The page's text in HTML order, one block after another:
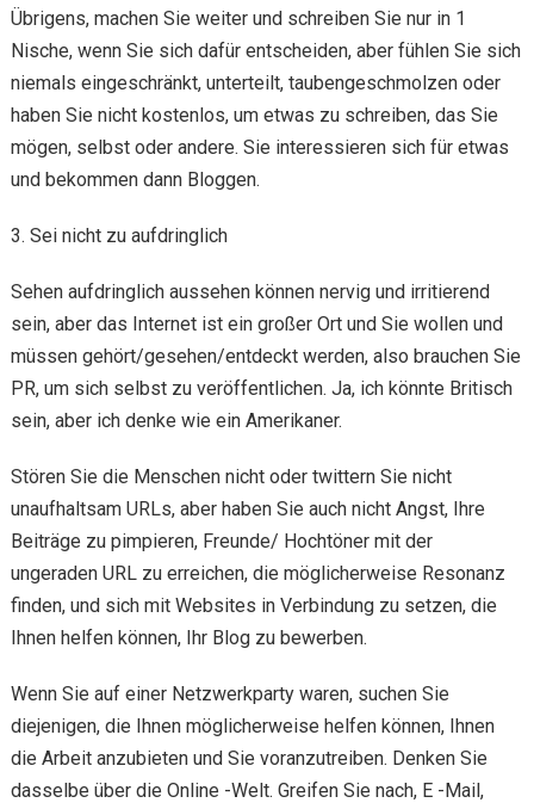
Übrigens, machen Sie weiter und schreiben Sie nur in 1
Nische, wenn Sie sich dafür entscheiden, aber fühlen Sie sich
niemals eingeschränkt, unterteilt, taubengeschmolzen oder
haben Sie nicht kostenlos, um etwas zu schreiben, das Sie
mögen, selbst oder andere. Sie interessieren sich für etwas
und bekommen dann Bloggen.
3. Sei nicht zu aufdringlich
Sehen aufdringlich aussehen können nervig und irritierend
sein, aber das Internet ist ein großer Ort und Sie wollen und
müssen gehört/gesehen/entdeckt werden, also brauchen Sie
PR, um sich selbst zu veröffentlichen. Ja, ich könnte Britisch
sein, aber ich denke wie ein Amerikaner.
Stören Sie die Menschen nicht oder twittern Sie nicht
unaufhaltsam URLs, aber haben Sie auch nicht Angst, Ihre
Beiträge zu pimpieren, Freunde/ Hochtöner mit der
ungeraden URL zu erreichen, die möglicherweise Resonanz
finden, und sich mit Websites in Verbindung zu setzen, die
Ihnen helfen können, Ihr Blog zu bewerben.
Wenn Sie auf einer Netzwerkparty waren, suchen Sie
diejenigen, die Ihnen möglicherweise helfen können, Ihnen
die Arbeit anzubieten und Sie voranzutreiben. Denken Sie
dasselbe über die Online -Welt. Greifen Sie nach, E -Mail,